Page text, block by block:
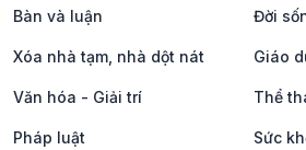
Bàn và luận Đời
Xóa nhà tạm, nhà dột nát Giáo
Văn hóa - Giải trí Thể
Pháp luật Sức